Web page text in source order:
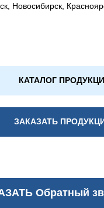
Новосибирск,
КАТАЛОГ
ЗАКАЗАТЬ
Обратный